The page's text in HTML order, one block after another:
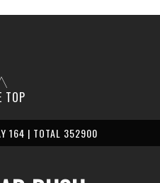
TOP
164 | TOTAL 352900